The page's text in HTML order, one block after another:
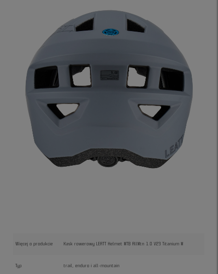
Więcej o produkcie Kask rowerowy LEATT Helmet MTB AllMtn 1.0 V23 Titanium M
Typ trail, enduro i all-mountain